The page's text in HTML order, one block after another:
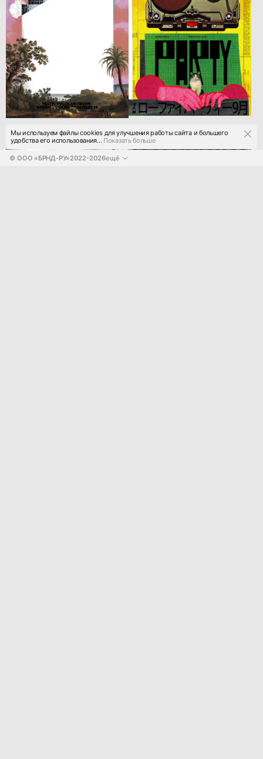
© ООО «БРНД-РУ»2022-2026ещё
Мы используем файлы cookies для улучшения работы сайта и большего
удобства его использования...Показать больше